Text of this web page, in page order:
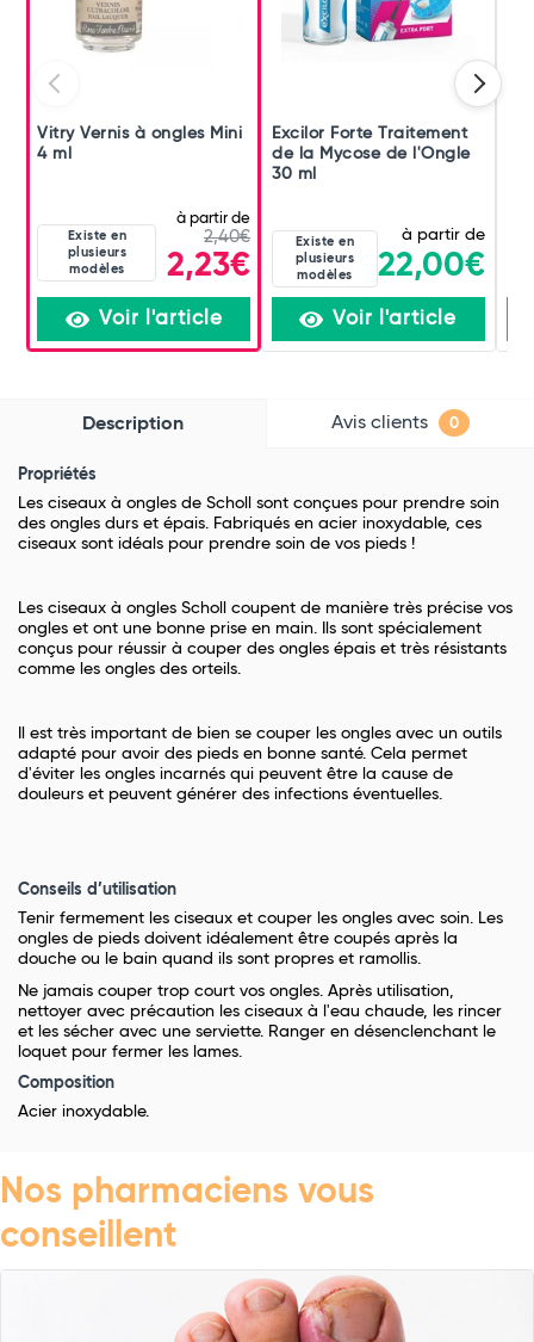
Vitry Vernis à ongles Mini
4 ml
Existe en
plusieurs
modèles
à partir de
2,40€
2,23€
Voir l'article
Excilor Forte Traitement
de la Mycose de l'Ongle
30 ml
Existe en
plusieurs
modèles
à partir de
22,00€
Voir l'article
Description Avis clients 0
Propriétés
Les ciseaux à ongles de Scholl sont conçues pour prendre soin
des ongles durs et épais. Fabriqués en acier inoxydable, ces
ciseaux sont idéals pour prendre soin de vos pieds !
Les ciseaux à ongles Scholl coupent de manière très précise vos
ongles et ont une bonne prise en main. Ils sont spécialement
conçus pour réussir à couper des ongles épais et très résistants
comme les ongles des orteils.
Il est très important de bien se couper les ongles avec un outils
adapté pour avoir des pieds en bonne santé. Cela permet
d'éviter les ongles incarnés qui peuvent être la cause de
douleurs et peuvent générer des infections éventuelles.
Conseils d’utilisation
Tenir fermement les ciseaux et couper les ongles avec soin. Les
ongles de pieds doivent idéalement être coupés après la
douche ou le bain quand ils sont propres et ramollis.
Ne jamais couper trop court vos ongles. Après utilisation,
nettoyer avec précaution les ciseaux à l'eau chaude, les rincer
et les sécher avec une serviette. Ranger en désenclenchant le
loquet pour fermer les lames.
Composition
Acier inoxydable.
Nos pharmaciens vous
conseillent